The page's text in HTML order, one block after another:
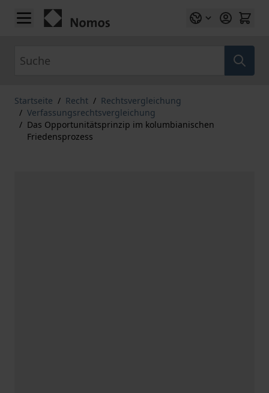
Zum Inhalt springen
Startseite / Recht / Rechtsvergleichung
/ Verfassungsrechtsvergleichung
/ Das Opportunitätsprinzip im kolumbianischen
Friedensprozess